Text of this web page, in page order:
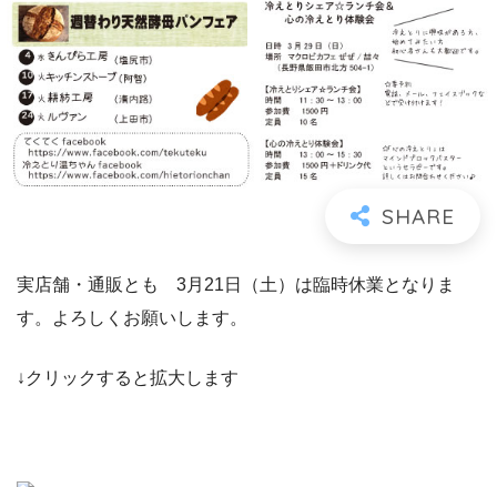
実店舗・通販とも 3月21日（土）は臨時休業となりま
す。よろしくお願いします。
↓クリックすると拡大します